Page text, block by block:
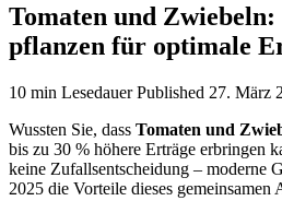
Tomaten und Zwiebeln:
pflanzen für optimale
10 min LesedauerPublished 27. März
Wussten Sie, dass Tomaten und
bis zu 30 % höhere Erträge erbringen
keine Zufallsentscheidung – moderne
2025 die Vorteile dieses gemeinsamen